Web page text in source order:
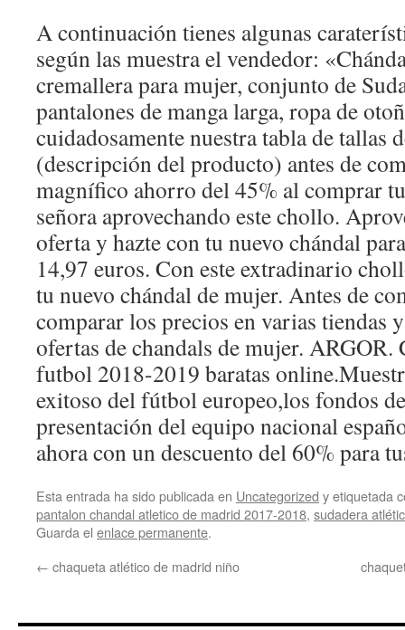
A continuación tienes algunas
según las muestra el vendedor:
cremallera para mujer, conjunto de
pantalones de manga larga, ropa de
cuidadosamente nuestra tabla de tallas
(descripción del producto) antes de
magnífico ahorro del 45% al comprar
señora aprovechando este chollo.
oferta y hazte con tu nuevo chándal
14,97 euros. Con este extradinario
tu nuevo chándal de mujer. Antes de
comparar los precios en varias tiendas
ofertas de chandals de mujer. ARGOR.
futbol 2018-2019 baratas
exitoso del fútbol europeo,los fondos
presentación del equipo nacional
ahora con un descuento del 60% para
Esta entrada ha sido publicada en Uncategorized y etiquetada
pantalon chandal atletico de madrid 2017-2018, sudadera
Guarda el enlace permanente.
← chaqueta atlético de madrid niño